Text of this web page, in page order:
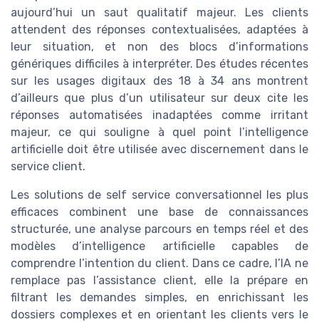
aujourd’hui un saut qualitatif majeur. Les clients
attendent des réponses contextualisées, adaptées à
leur situation, et non des blocs d’informations
génériques difficiles à interpréter. Des études récentes
sur les usages digitaux des 18 à 34 ans montrent
d’ailleurs que plus d’un utilisateur sur deux cite les
réponses automatisées inadaptées comme irritant
majeur, ce qui souligne à quel point l’intelligence
artificielle doit être utilisée avec discernement dans le
service client.
Les solutions de self service conversationnel les plus
efficaces combinent une base de connaissances
structurée, une analyse parcours en temps réel et des
modèles d’intelligence artificielle capables de
comprendre l’intention du client. Dans ce cadre, l’IA ne
remplace pas l’assistance client, elle la prépare en
filtrant les demandes simples, en enrichissant les
dossiers complexes et en orientant les clients vers le